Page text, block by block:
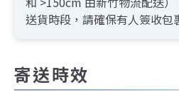
送貨時段，請確保有人簽收包
寄送時效